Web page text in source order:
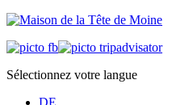
Sélectionnez votre langue
DE